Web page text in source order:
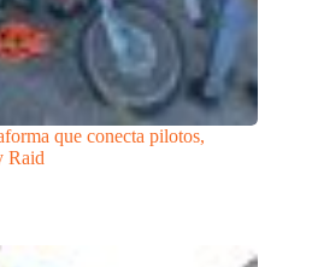
que conecta pilotos,
Raid